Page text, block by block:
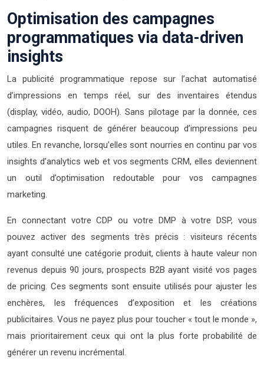
Optimisation des campagnes
programmatiques via data-driven
insights
La publicité programmatique repose sur l’achat automatisé
d’impressions en temps réel, sur des inventaires étendus
(display, vidéo, audio, DOOH). Sans pilotage par la donnée, ces
campagnes risquent de générer beaucoup d’impressions peu
utiles. En revanche, lorsqu’elles sont nourries en continu par vos
insights d’analytics web et vos segments CRM, elles deviennent
un outil d’optimisation redoutable pour vos campagnes
marketing.
En connectant votre CDP ou votre DMP à votre DSP, vous
pouvez activer des segments très précis : visiteurs récents
ayant consulté une catégorie produit, clients à haute valeur non
revenus depuis 90 jours, prospects B2B ayant visité vos pages
de pricing. Ces segments sont ensuite utilisés pour ajuster les
enchères, les fréquences d’exposition et les créations
publicitaires. Vous ne payez plus pour toucher « tout le monde »,
mais prioritairement ceux qui ont la plus forte probabilité de
générer un revenu incrémental.